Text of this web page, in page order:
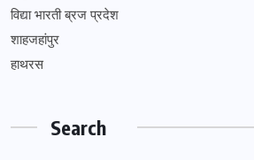
विद्या भारती ब्रज प्रदेश
शाहजहांपुर
हाथरस
Search